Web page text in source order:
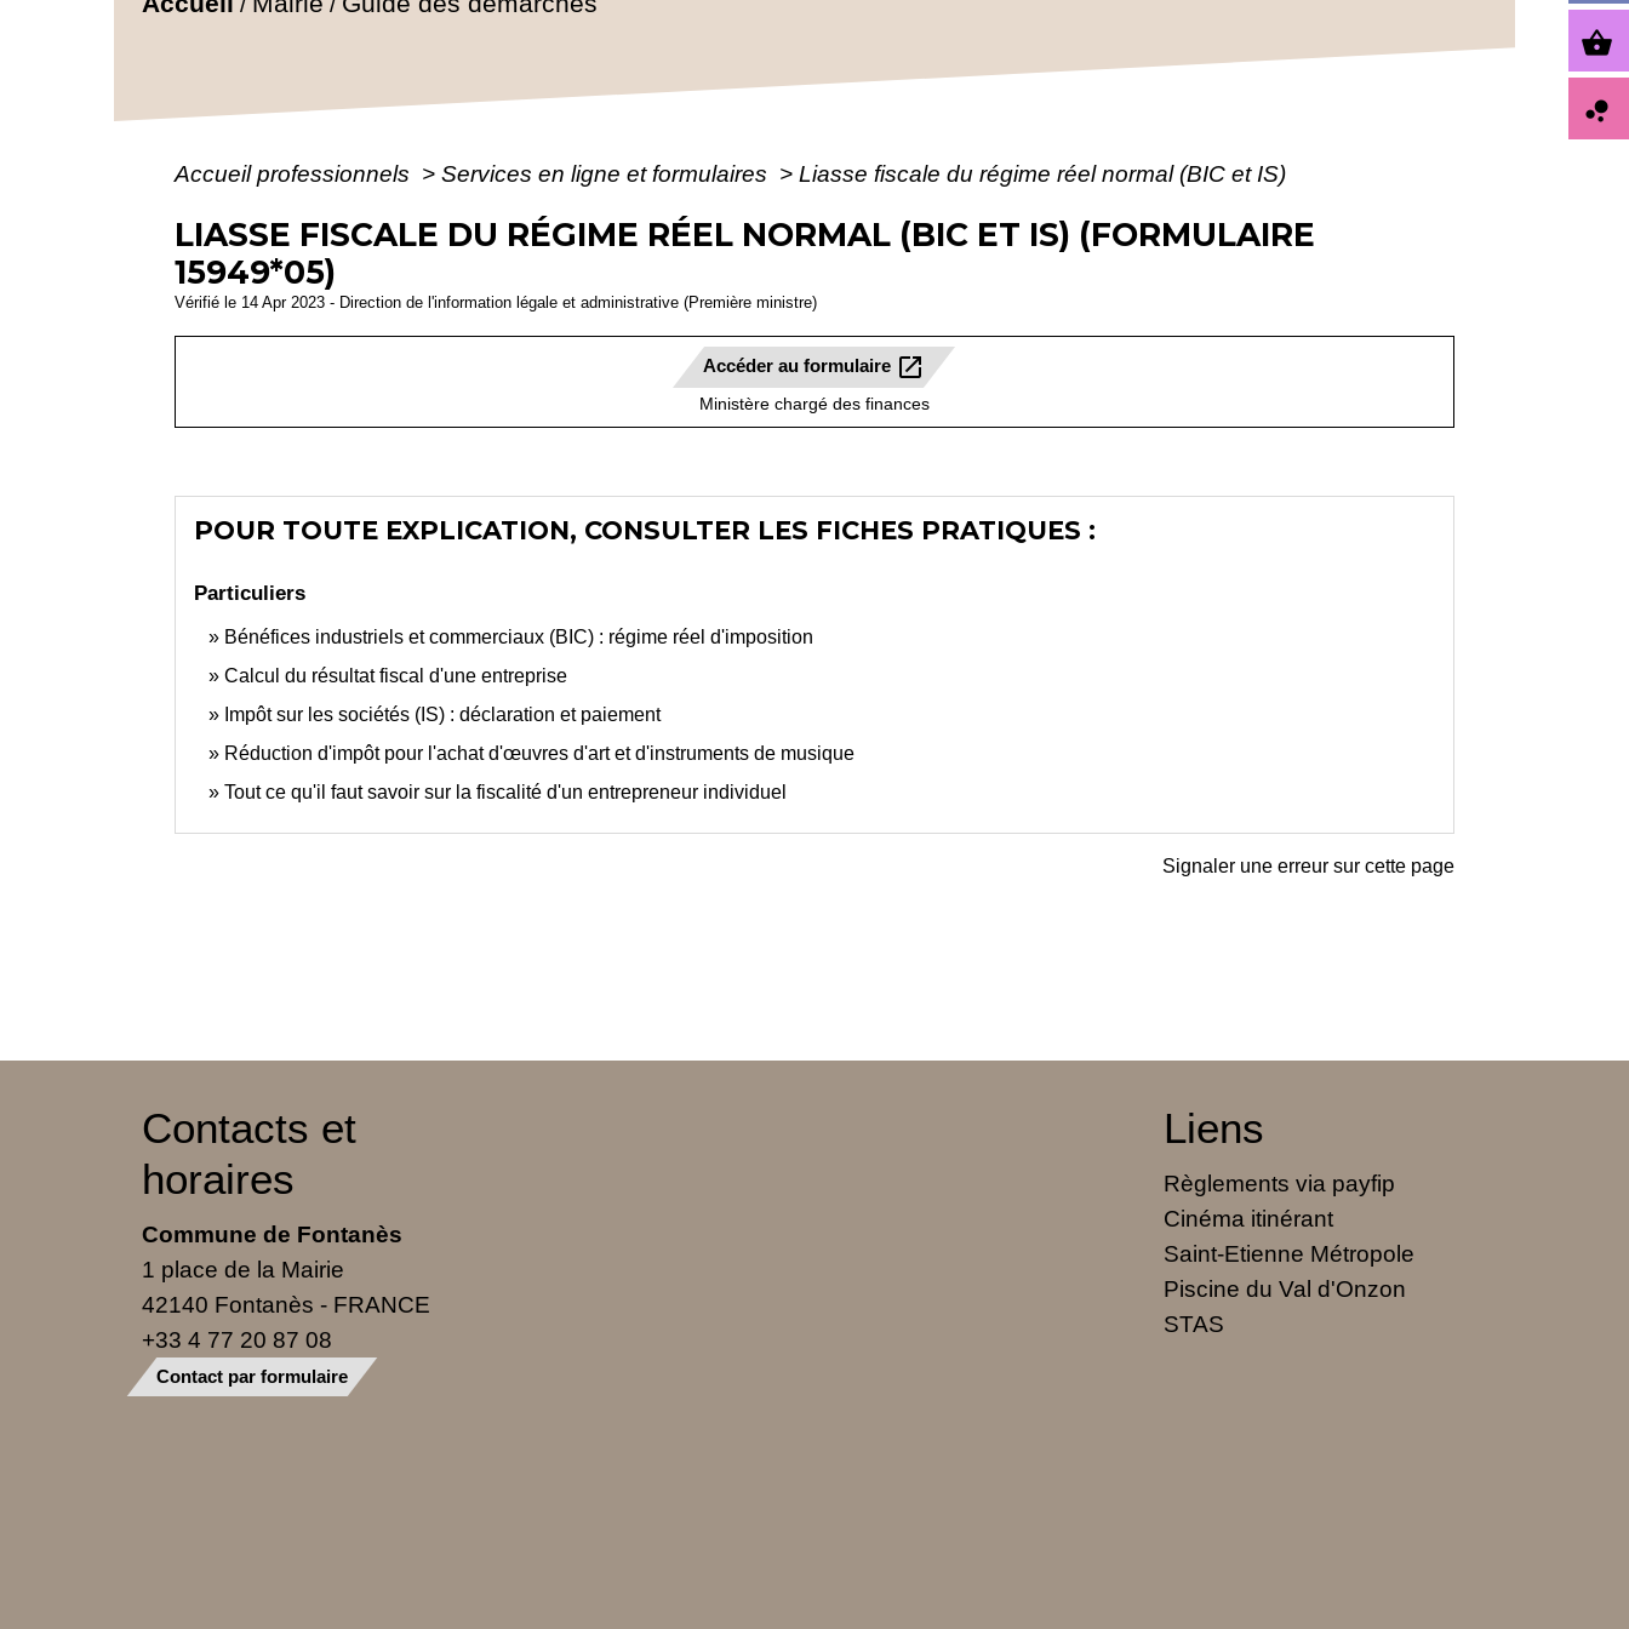
Accueil professionnels > Services en ligne et formulaires > Liasse fiscale du régime réel normal (BIC et IS)
LIASSE FISCALE DU RÉGIME RÉEL NORMAL (BIC ET IS) (FORMULAIRE
15949*05)
Vérifié le 14 Apr 2023 - Direction de l'information légale et administrative (Première ministre)
Accéder au formulaire open_in_new
Ministère chargé des finances
POUR TOUTE EXPLICATION, CONSULTER LES FICHES PRATIQUES :
Particuliers
Bénéfices industriels et commerciaux (BIC) : régime réel d'imposition
Calcul du résultat fiscal d'une entreprise
Impôt sur les sociétés (IS) : déclaration et paiement
Réduction d'impôt pour l'achat d'œuvres d'art et d'instruments de musique
Tout ce qu'il faut savoir sur la fiscalité d'un entrepreneur individuel
Signaler une erreur sur cette page
shopping_basket
bubble_chart
Contacts et
horaires
Commune de Fontanès
1 place de la Mairie
42140 Fontanès - FRANCE
+33 4 77 20 87 08
Contact par formulaire
Liens
Règlements via payfip
Cinéma itinérant
Saint-Etienne Métropole
Piscine du Val d'Onzon
STAS